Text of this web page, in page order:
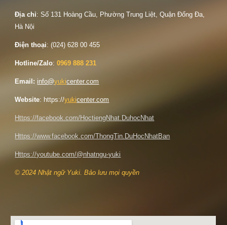
Địa chỉ: Số 131 Hoàng Cầu, Phường Trung Liệt, Quận Đống Đa,
Hà Nội
Điện thoại: (024) 628 00 455
Hotline/Zalo:0969 888 231
Email: info@yukicenter.com
Website: https://yukicenter.com
Https://facebook.com/HoctiengNhat.DuhocNhat
Https://www.facebook.com/ThongTin.DuHocNhatBan
Https://youtube.com/@nhatngu-yuki
© 2024 Nhật ngữ Yuki. Bảo lưu mọi quyền